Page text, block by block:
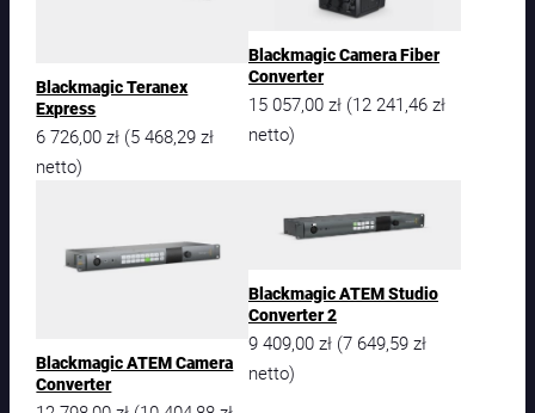
c
S
t
u
d
C
o
Blackmagic Teranex
Express
6 726,00zł (5 468,29zł
netto)
Blackmagic Camera Fiber
Converter
15 057,00 zł (12 241,46 zł
netto)
Blackmagic ATEM Camera
Converter
Blackmagic ATEM Studio
Converter 2
9 409,00 zł (7 649,59 zł
netto)